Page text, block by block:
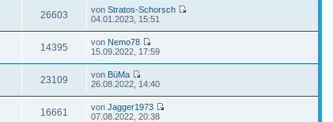
26603 vonStratos-Schorsch
04.01.2023, 15:51
14395 von Nemo78
15.09.2022, 17:59
23109 von BüMa
26.08.2022, 14:40
16661 vonJagger1973
07.08.2022, 20:38